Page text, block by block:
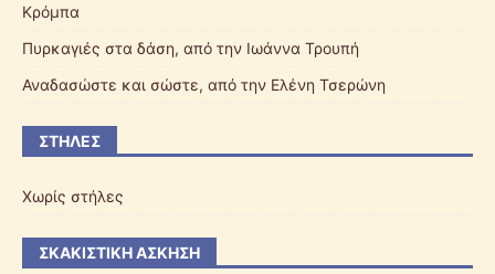
Κρόμπα
Πυρκαγιές στα δάση, από την Ιωάννα Τρουπή
Αναδασώστε και σώστε, από την Ελένη Τσερώνη
ΣΤΉΛΕΣ
Χωρίς στήλες
ΣΚΑΚΙΣΤΙΚΉ ΆΣΚΗΣΗ